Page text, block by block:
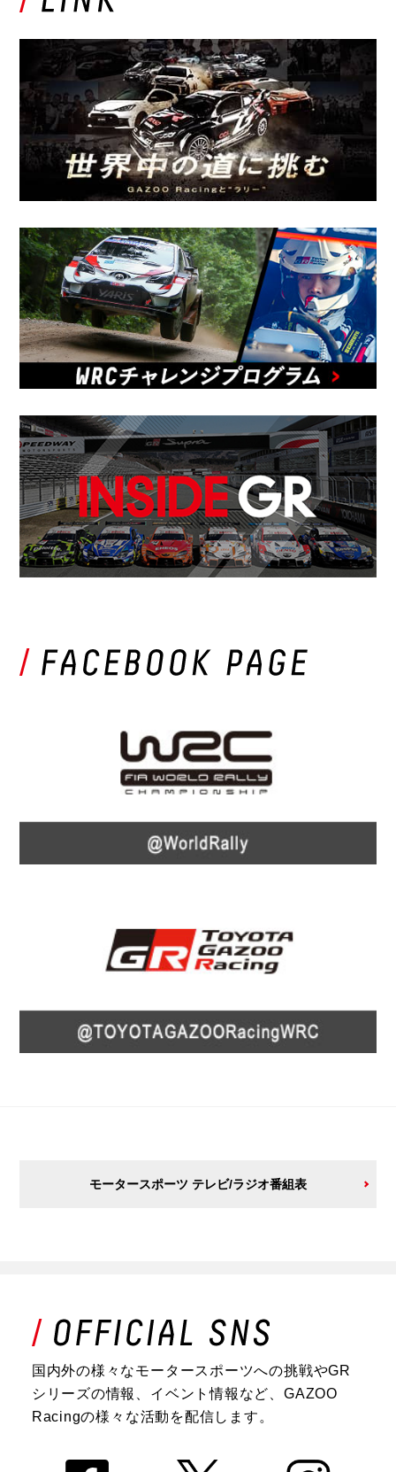
モータースポーツ テレビ/ラジオ番組表
国内外の様々なモータースポーツへの挑戦やGR
シリーズの情報、イベント情報など、GAZOO
Racingの様々な活動を配信します。